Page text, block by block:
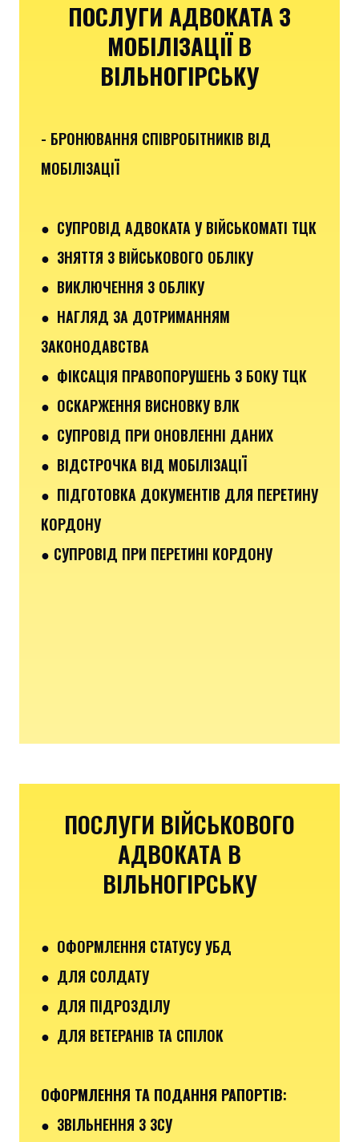
ПОСЛУГИ АДВОКАТА З
МОБІЛІЗАЦІЇ В
ВІЛЬНОГІРСЬКУ
- БРОНЮВАННЯ СПІВРОБІТНИКІВ ВІД
МОБІЛІЗАЦІЇ
● СУПРОВІД АДВОКАТА У ВІЙСЬКОМАТІ ТЦК
● ЗНЯТТЯ З ВІЙСЬКОВОГО ОБЛІКУ
● ВИКЛЮЧЕННЯ З ОБЛІКУ
● НАГЛЯД ЗА ДОТРИМАННЯМ
ЗАКОНОДАВСТВА
● ФІКСАЦІЯ ПРАВОПОРУШЕНЬ З БОКУ ТЦК
● ОСКАРЖЕННЯ ВИСНОВКУ ВЛК
● СУПРОВІД ПРИ ОНОВЛЕННІ ДАНИХ
● ВІДСТРОЧКА ВІД МОБІЛІЗАЦІЇ
● ПІДГОТОВКА ДОКУМЕНТІВ ДЛЯ ПЕРЕТИНУ
КОРДОНУ
● СУПРОВІД ПРИ ПЕРЕТИНІ КОРДОНУ
ПОСЛУГИ ВІЙСЬКОВОГО
АДВОКАТА В
ВІЛЬНОГІРСЬКУ
● ОФОРМЛЕННЯ СТАТУСУ УБД
● ДЛЯ СОЛДАТУ
● ДЛЯ ПІДРОЗДІЛУ
● ДЛЯ ВЕТЕРАНІВ ТА СПІЛОК
ОФОРМЛЕННЯ ТА ПОДАННЯ РАПОРТІВ:
● ЗВІЛЬНЕННЯ З ЗСУ